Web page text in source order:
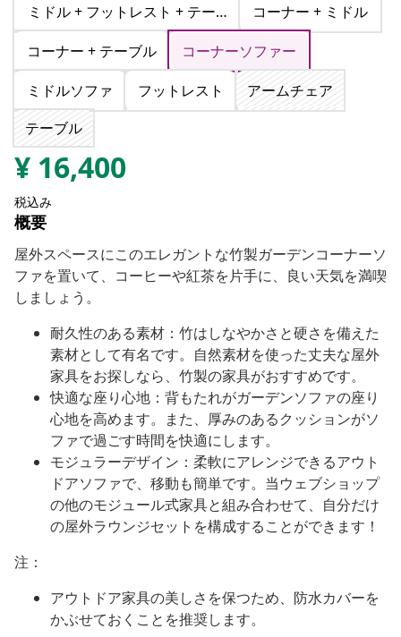
ミドル + フットレスト + テーブル
コーナー + ミドル
コーナー + テーブル
コーナーソファー
ミドルソファ
フットレスト
アームチェア
テーブル
¥ 16,400
税込み
概要
屋外スペースにこのエレガントな竹製ガーデンコーナーソ
ファを置いて、コーヒーや紅茶を片手に、良い天気を満喫
しましょう。
耐久性のある素材：竹はしなやかさと硬さを備えた
素材として有名です。自然素材を使った丈夫な屋外
家具をお探しなら、竹製の家具がおすすめです。
快適な座り心地：背もたれがガーデンソファの座り
心地を高めます。また、厚みのあるクッションがソ
ファで過ごす時間を快適にします。
モジュラーデザイン：柔軟にアレンジできるアウト
ドアソファで、移動も簡単です。当ウェブショップ
の他のモジュール式家具と組み合わせて、自分だけ
の屋外ラウンジセットを構成することができます！
注：
アウトドア家具の美しさを保つため、防水カバーを
かぶせておくことを推奨します。